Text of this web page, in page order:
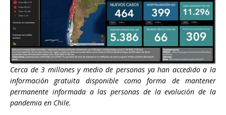
Cerca de 3 millones y medio de personas ya han accedido a la
información gratuita disponible como forma de mantener
permanente informada a las personas de la evolución de la
pandemia en Chile.